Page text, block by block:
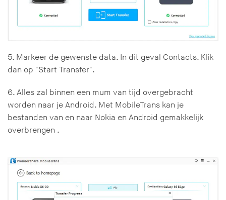
5. Markeer de gewenste data. In dit geval Contacts. Klik
dan op "Start Transfer".
6. Alles zal binnen een mum van tijd overgebracht
worden naar je Android. Met MobileTrans kan je
bestanden van en naar Nokia en Android gemakkelijk
overbrengen .